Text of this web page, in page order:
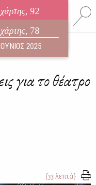
χάρτης, 92
περιοδικό
2026
χάρτης, 78
2025
για το θέατρο
{33 λεπτά}